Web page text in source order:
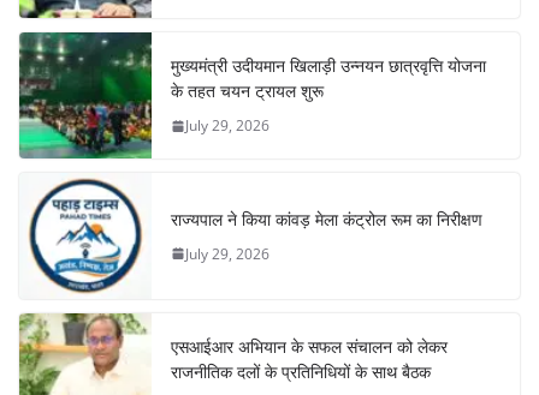
मुख्यमंत्री उदीयमान खिलाड़ी उन्नयन छात्रवृत्ति योजना
के तहत चयन ट्रायल शुरू
July 29, 2026
राज्यपाल ने किया कांवड़ मेला कंट्रोल रूम का निरीक्षण
July 29, 2026
एसआईआर अभियान के सफल संचालन को लेकर
राजनीतिक दलों के प्रतिनिधियों के साथ बैठक